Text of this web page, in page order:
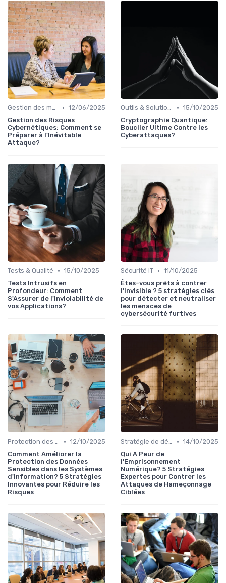
Gestion des menaces • 12/06/2025
Gestion des Risques
Cybernétiques: Comment se
Préparer à l'Inévitable
Attaque?
Outils & Solutions • 15/10/2025
Cryptographie Quantique:
Bouclier Ultime Contre les
Cyberattaques?
Tests & Qualité • 15/10/2025
Tests Intrusifs en
Profondeur: Comment
S'Assurer de l'Inviolabilité de
vos Applications?
Sécurité IT • 11/10/2025
Êtes-vous prêts à contrer
l'invisible ? 5 stratégies clés
pour détecter et neutraliser
les menaces de
cybersécurité furtives
Protection des données • 12/10/2025
Comment Améliorer la
Protection des Données
Sensibles dans les Systèmes
d'Information? 5 Stratégies
Innovantes pour Réduire les
Risques
Stratégie de défense • 14/10/2025
Qui A Peur de
l'Emprisonnement
Numérique? 5 Stratégies
Expertes pour Contrer les
Attaques de Hameçonnage
Ciblées